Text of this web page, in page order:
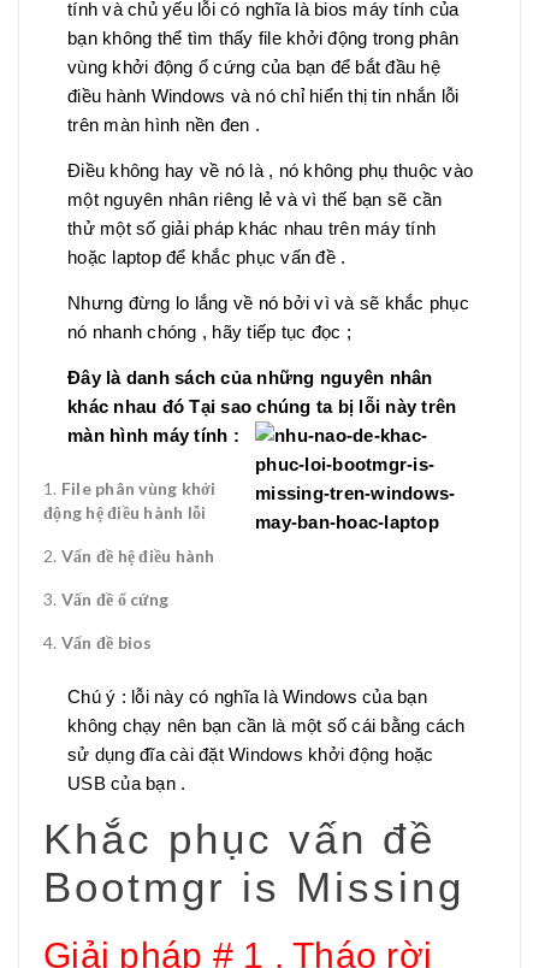
tính và chủ yếu lỗi có nghĩa là bios máy tính của
bạn không thể tìm thấy file khởi động trong phân
vùng khởi động ổ cứng của bạn để bắt đầu hệ
điều hành Windows và nó chỉ hiển thị tin nhắn lỗi
trên màn hình nền đen .
Điều không hay về nó là , nó không phụ thuộc vào
một nguyên nhân riêng lẻ và vì thế bạn sẽ cần
thử một số giải pháp khác nhau trên máy tính
hoặc laptop để khắc phục vấn đề .
Nhưng đừng lo lắng về nó bởi vì và sẽ khắc phục
nó nhanh chóng , hãy tiếp tục đọc ;
Đây là danh sách của những nguyên nhân
khác nhau đó Tại sao chúng ta bị lỗi này trên
màn hình máy tính :
File phân vùng khởi
động hệ điều hành lỗi
Vấn đề hệ điều hành
Vấn đề ổ cứng
Vấn đề bios
Chú ý : lỗi này có nghĩa là Windows của bạn
không chạy nên bạn cần là một số cái bằng cách
sử dụng đĩa cài đặt Windows khởi động hoặc
USB của bạn .
Khắc phục vấn đề
Bootmgr is Missing
Giải pháp # 1 . Tháo rời